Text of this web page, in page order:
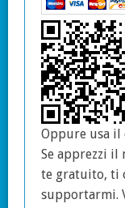
Oppure usa il
Se apprezzi il
te gratuito, ti
supportarmi.